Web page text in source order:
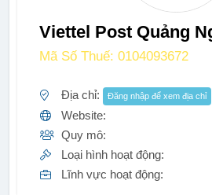
Viettel Post Quảng
Mã Số Thuế: 0104093672
Địa chỉ: Đăng nhập để xem địa chỉ
Website:
Quy mô:
Loại hình hoạt động:
Lĩnh vực hoạt động: